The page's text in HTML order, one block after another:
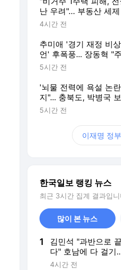
난 우려"… 부동산 세제
셋' 보완 예고한 與
4시간 전
추미애 '경기 재정 비
언' 후폭풍... 장동혁 "
은 이재명 전 지사"
5시간 전
'뇌물 전력에 욕설 논
지"... 충북도, 박병국
관 임명 강행 논란 확산
5시간 전
이재명 정부
한국일보 랭킹 뉴스
최근 3시간 집계 결과입니
많이 본 뉴스
1
김민석 "과반으로
다" 호남에 다 걸기
청래, 수도권서 '승리
4시간 전